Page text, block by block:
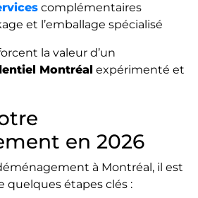
complémentaires
et l’emballage spécialisé
la valeur d’un
Montréal expérimenté et
en 2026
à Montréal, il est
quelques étapes clés :